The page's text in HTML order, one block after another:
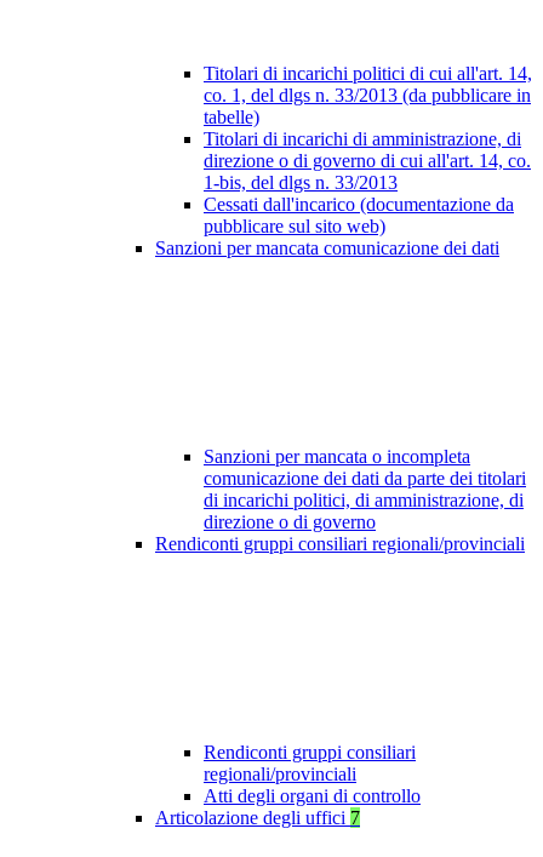
Titolari di incarichi politici di cui all'art. 14,
co. 1, del dlgs n. 33/2013 (da pubblicare in
tabelle)
Titolari di incarichi di amministrazione, di
direzione o di governo di cui all'art. 14, co.
1-bis, del dlgs n. 33/2013
Cessati dall'incarico (documentazione da
pubblicare sul sito web)
Sanzioni per mancata comunicazione dei dati
Sanzioni per mancata o incompleta
comunicazione dei dati da parte dei titolari
di incarichi politici, di amministrazione, di
direzione o di governo
Rendiconti gruppi consiliari regionali/provinciali
Rendiconti gruppi consiliari
regionali/provinciali
Atti degli organi di controllo
Articolazione degli uffici 7